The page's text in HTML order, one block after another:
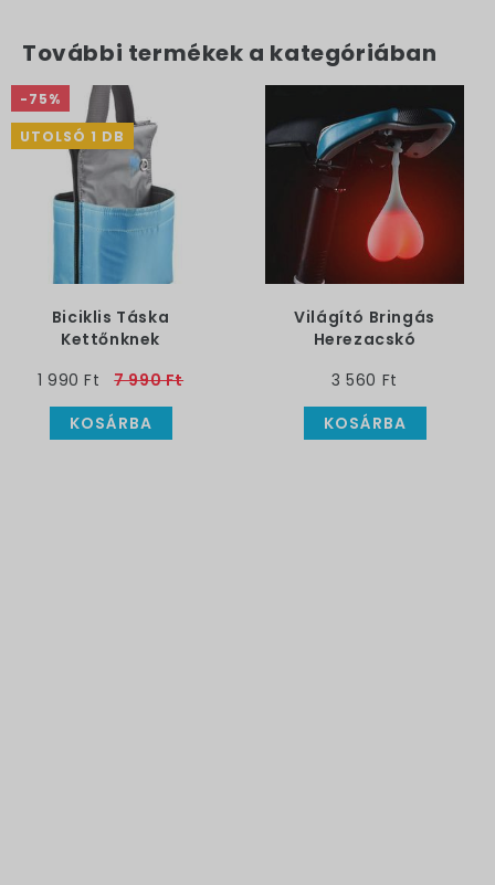
További termékek a kategóriában
-75%
UTOLSÓ 1 DB
Biciklis Táska
Kettőnknek
1 990 Ft
7 990 Ft
KOSÁRBA
Világító Bringás
Herezacskó
3 560 Ft
KOSÁRBA